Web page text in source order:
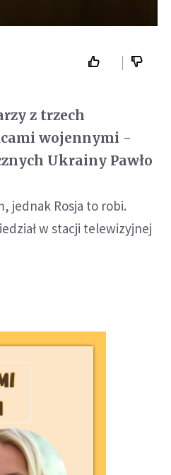
z trzech
wojennymi -
Ukrainy Pawło
jednak Rosja to robi.
w stacji telewizyjnej